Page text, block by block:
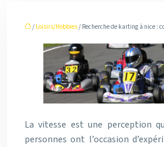
/ Loisirs/Hobbies/ Recherche de karting à nice :
La vitesse est une perception
personnes ont l’occasion